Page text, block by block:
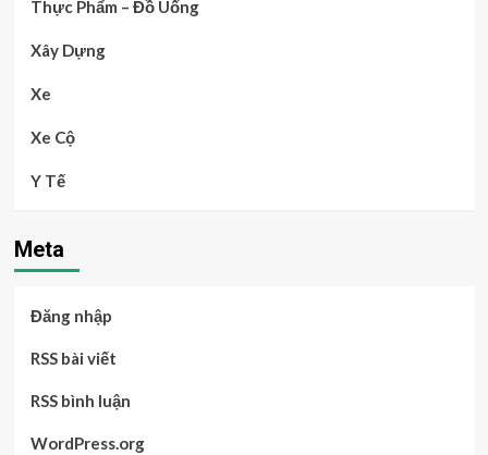
Thực Phẩm – Đồ Uống
Xây Dựng
Xe
Xe Cộ
Y Tế
Meta
Đăng nhập
RSS bài viết
RSS bình luận
WordPress.org